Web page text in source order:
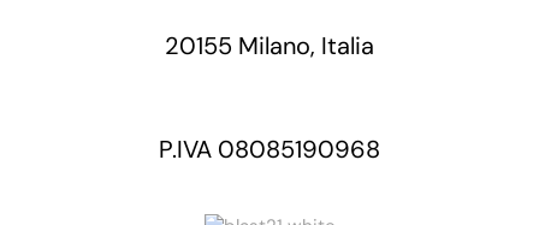
20155 Milano, Italia
P.IVA 08085190968